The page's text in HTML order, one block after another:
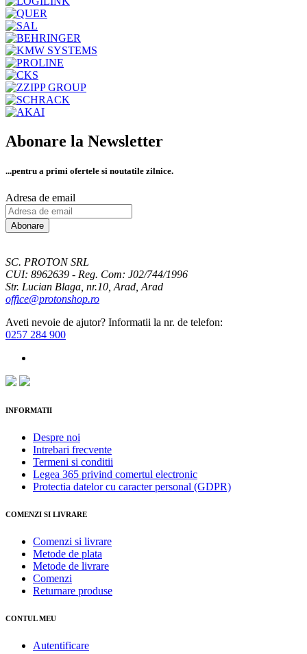
Abonare la Newsletter
...pentru a primi ofertele si noutatile zilnice.
Adresa de email
Abonare
SC. PROTON SRL
CUI: 8962639 - Reg. Com: J02/744/1996
Str. Lucian Blaga, nr.10, Arad, Arad
office@protonshop.ro
Aveti nevoie de ajutor? Informatii la nr. de telefon:
0257 284 900
INFORMATII
Despre noi
Intrebari frecvente
Termeni si conditii
Legea 365 privind comertul electronic
Protectia datelor cu caracter personal (GDPR)
COMENZI SI LIVRARE
Comenzi si livrare
Metode de plata
Metode de livrare
Comenzi
Returnare produse
CONTUL MEU
Autentificare